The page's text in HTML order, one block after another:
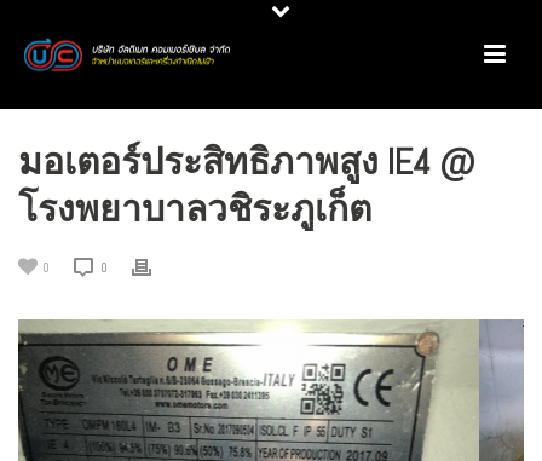
มอเตอร์ประสิทธิภาพสูง IE4 @
โรงพยาบาลวชิระภูเก็ต
0 0